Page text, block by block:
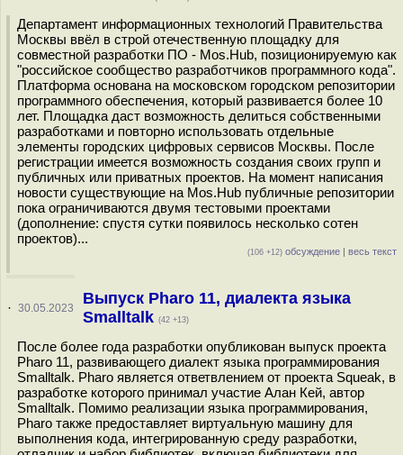
Департамент информационных технологий Правительства
Москвы ввёл в строй отечественную площадку для
совместной разработки ПО - Mos.Hub, позиционируемую как
"российское сообщество разработчиков программного кода".
Платформа основана на московском городском репозитории
программного обеспечения, который развивается более 10
лет. Площадка даст возможность делиться собственными
разработками и повторно использовать отдельные
элементы городских цифровых сервисов Москвы. После
регистрации имеется возможность создания своих групп и
публичных или приватных проектов. На момент написания
новости существующие на Mos.Hub публичные репозитории
пока ограничиваются двумя тестовыми проектами
(дополнение: спустя сутки появилось несколько сотен
проектов)...
(106 +12) обсуждение | весь текст
· 30.05.2023
Выпуск Pharo 11, диалекта языка
Smalltalk (42 +13)
После более года разработки опубликован выпуск проекта
Pharo 11, развивающего диалект языка программирования
Smalltalk. Pharo является ответвлением от проекта Squeak, в
разработке которого принимал участие Алан Кей, автор
Smalltalk. Помимо реализации языка программирования,
Pharo также предоставляет виртуальную машину для
выполнения кода, интегрированную среду разработки,